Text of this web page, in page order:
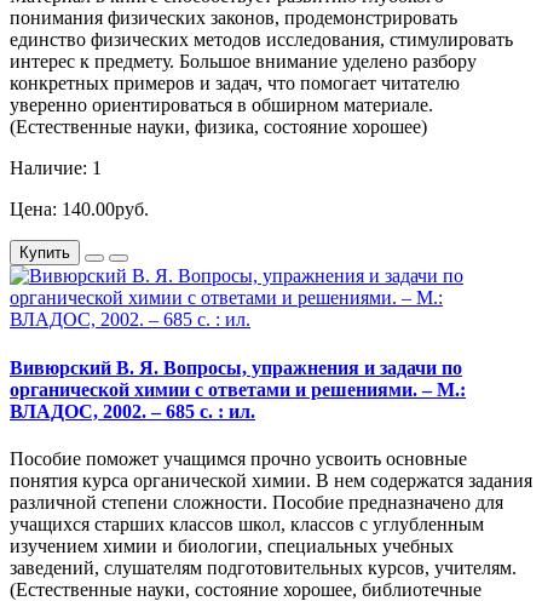
понимания физических законов, продемонстрировать
единство физических методов исследования, стимулировать
интерес к предмету. Большое внимание уделено разбору
конкретных примеров и задач, что помогает читателю
уверенно ориентироваться в обширном материале.
(Естественные науки, физика, состояние хорошее)
Наличие: 1
Цена: 140.00руб.
Купить
Вивюрский В. Я. Вопросы, упражнения и задачи по
органической химии с ответами и решениями. – М.:
ВЛАДОС, 2002. – 685 с. : ил.
Пособие поможет учащимся прочно усвоить основные
понятия курса органической химии. В нем содержатся задания
различной степени сложности. Пособие предназначено для
учащихся старших классов школ, классов с углубленным
изучением химии и биологии, специальных учебных
заведений, слушателям подготовительных курсов, учителям.
(Естественные науки, состояние хорошее, библиотечные